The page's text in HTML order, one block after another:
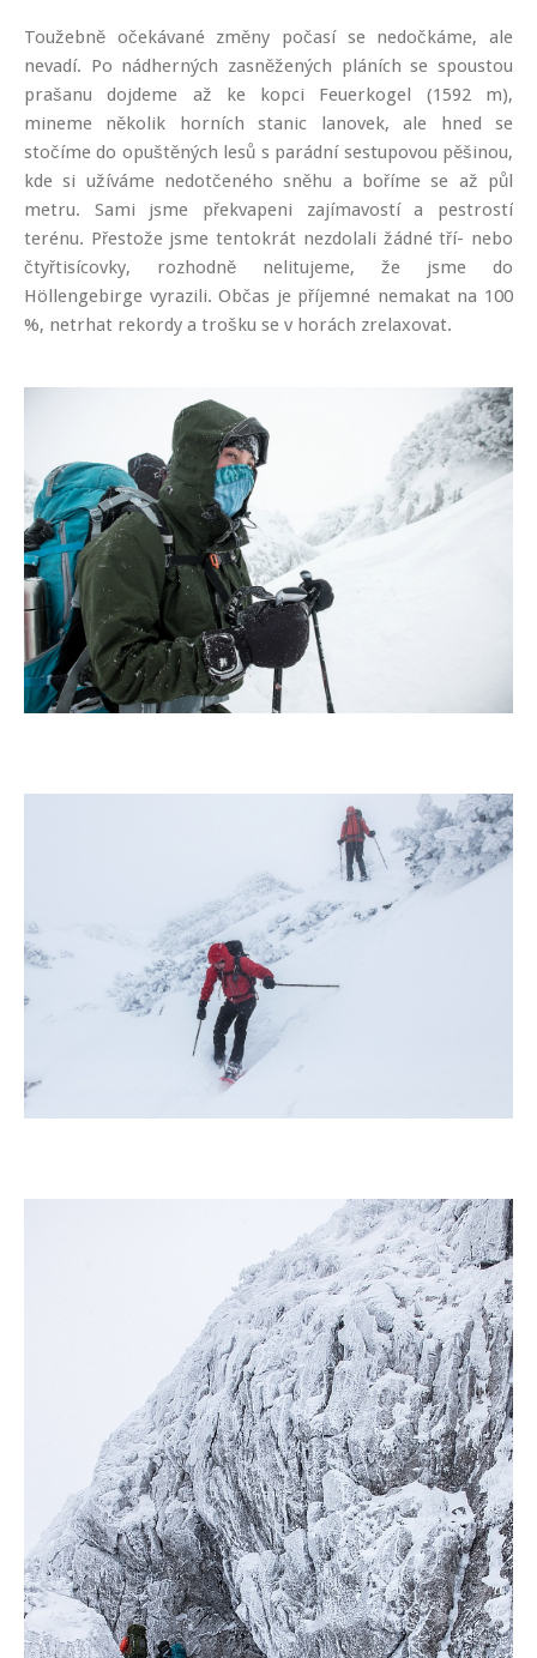
Toužebně očekávané změny počasí se nedočkáme, ale
nevadí. Po nádherných zasněžených pláních se spoustou
prašanu dojdeme až ke kopci Feuerkogel (1592 m),
mineme několik horních stanic lanovek, ale hned se
stočíme do opuštěných lesů s parádní sestupovou pěšinou,
kde si užíváme nedotčeného sněhu a boříme se až půl
metru. Sami jsme překvapeni zajímavostí a pestrostí
terénu. Přestože jsme tentokrát nezdolali žádné tří- nebo
čtyřtisícovky, rozhodně nelitujeme, že jsme do
Höllengebirge vyrazili. Občas je příjemné nemakat na 100
%, netrhat rekordy a trošku se v horách zrelaxovat.